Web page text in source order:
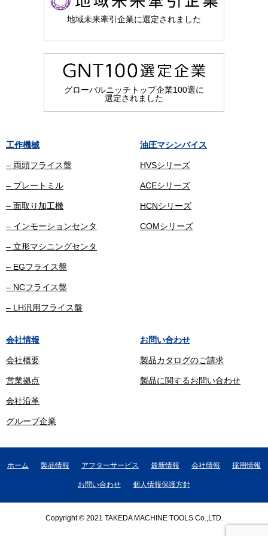
地域未来牽引企業に選定されました
グローバルニッチトップ企業100選に
選定されました
工作機械
– 両頭フライス盤
– プレートミル
– 面取り加工機
– インモーションセンタ
– 立形マシニングセンタ
– EGフライス盤
– NCフライス盤
– LH汎用フライス盤
油圧マシンバイス
HVSシリーズ
ACEシリーズ
HCNシリーズ
COMシリーズ
会社情報
会社概要
営業拠点
会社沿革
グループ企業
お問い合わせ
製品カタログのご請求
製品に関するお問い合わせ
ホーム 製品情報 アフターサービス 最新情報 会社情報 採用情報
お問い合わせ 個人情報保護方針
Copyright © 2021 TAKEDA MACHINE TOOLS Co.,LTD.